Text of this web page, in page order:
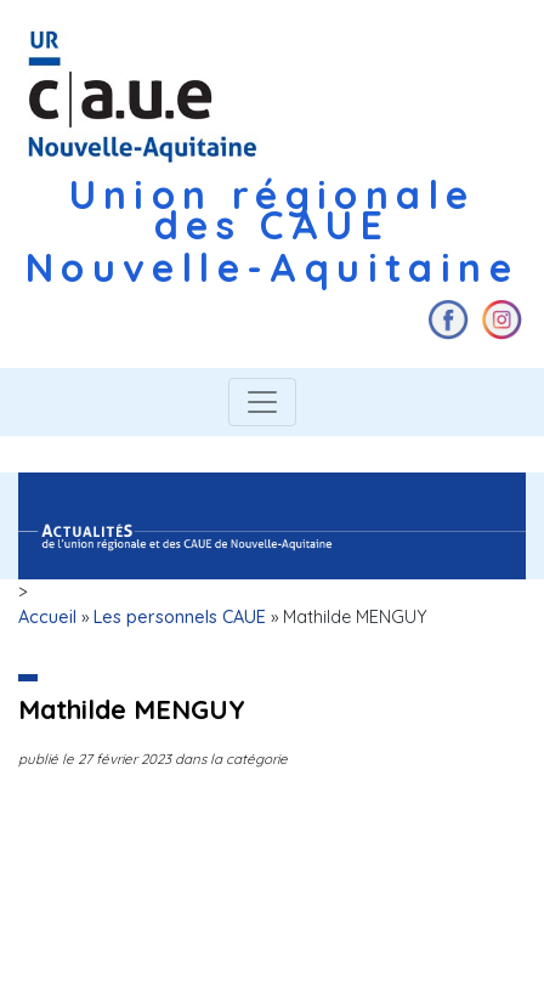
Union régionale
des CAUE
Nouvelle-Aquitaine
>
Accueil » Les personnels CAUE » Mathilde MENGUY
Mathilde MENGUY
publié le 27 février 2023dans la catégorie